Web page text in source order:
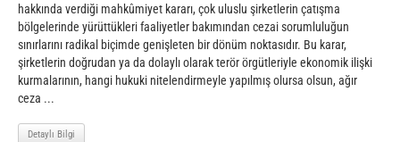
hakkında verdiği mahkûmiyet kararı, çok uluslu şirketlerin çatışma
bölgelerinde yürüttükleri faaliyetler bakımından cezai sorumluluğun
sınırlarını radikal biçimde genişleten bir dönüm noktasıdır. Bu karar,
şirketlerin doğrudan ya da dolaylı olarak terör örgütleriyle ekonomik ilişki
kurmalarının, hangi hukuki nitelendirmeyle yapılmış olursa olsun, ağır
ceza ...
Detaylı Bilgi